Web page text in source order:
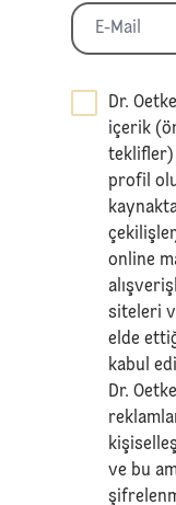
Dr.
içerik
teklifler)
profil
online
siteleri
elde
kabul
Dr.
ve bu